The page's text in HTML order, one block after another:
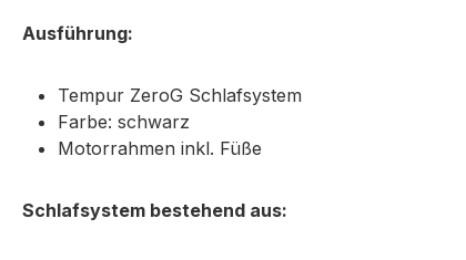
Ausführung:
Tempur ZeroG Schlafsystem
Farbe: schwarz
Motorrahmen inkl. Füße
Schlafsystem bestehend aus: